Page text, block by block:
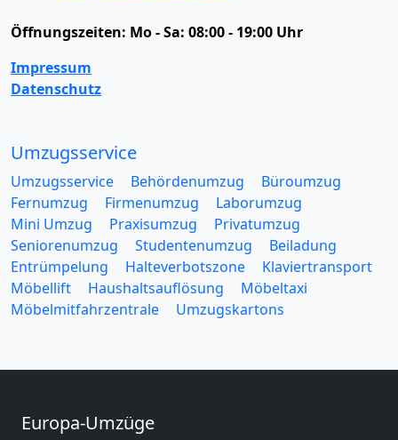
Öffnungszeiten: Mo - Sa: 08:00 - 19:00 Uhr
Impressum
Datenschutz
Umzugsservice
Umzugsservice Behördenumzug
Büroumzug
Fernumzug
Firmenumzug
Laborumzug
Mini Umzug
Praxisumzug
Privatumzug
Seniorenumzug
Studentenumzug
Beiladung
Entrümpelung
Halteverbotszone
Klaviertransport
Möbellift
Haushaltsauflösung
Möbeltaxi
Möbelmitfahrzentrale
Umzugskartons
Europa-Umzüge